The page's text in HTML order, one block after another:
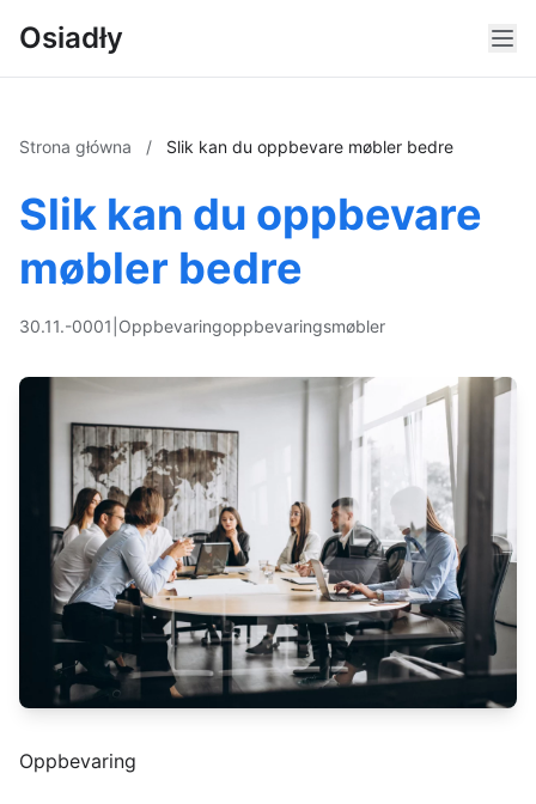
Osiadły
Strona główna / Slik kan du oppbevare møbler bedre
Slik kan du oppbevare
møbler bedre
30.11.-0001 Oppbevaringoppbevaringsmøbler
Oppbevaring